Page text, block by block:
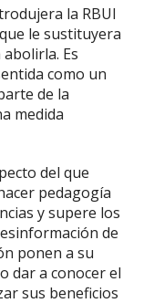
la RBUI
le sustituyera
Es
como un
de la
medida
del que
pedagogía
y supere los
de
ponen a su
dar a conocer el
sus beneficios